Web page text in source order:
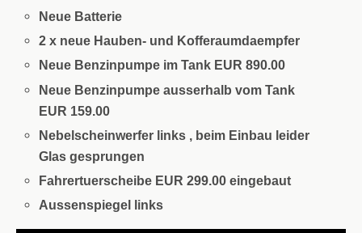
Neue Batterie
2 x neue Hauben- und Kofferaumdaempfer
Neue Benzinpumpe im Tank EUR 890.00
Neue Benzinpumpe ausserhalb vom Tank
EUR 159.00
Nebelscheinwerfer links , beim Einbau leider
Glas gesprungen
Fahrertuerscheibe EUR 299.00 eingebaut
Aussenspiegel links